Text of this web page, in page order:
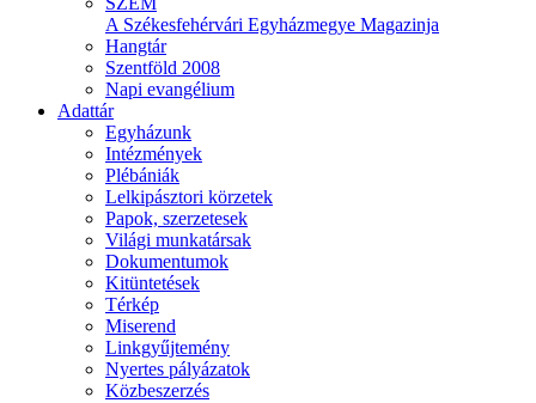
A Székesfehérvári Egyházmegye Magazinja
Hangtár
Szentföld 2008
Napi evangélium
Adattár
Egyházunk
Intézmények
Plébániák
Lelkipásztori körzetek
Papok, szerzetesek
Világi munkatársak
Dokumentumok
Kitüntetések
Térkép
Miserend
Linkgyűjtemény
Nyertes pályázatok
Közbeszerzés